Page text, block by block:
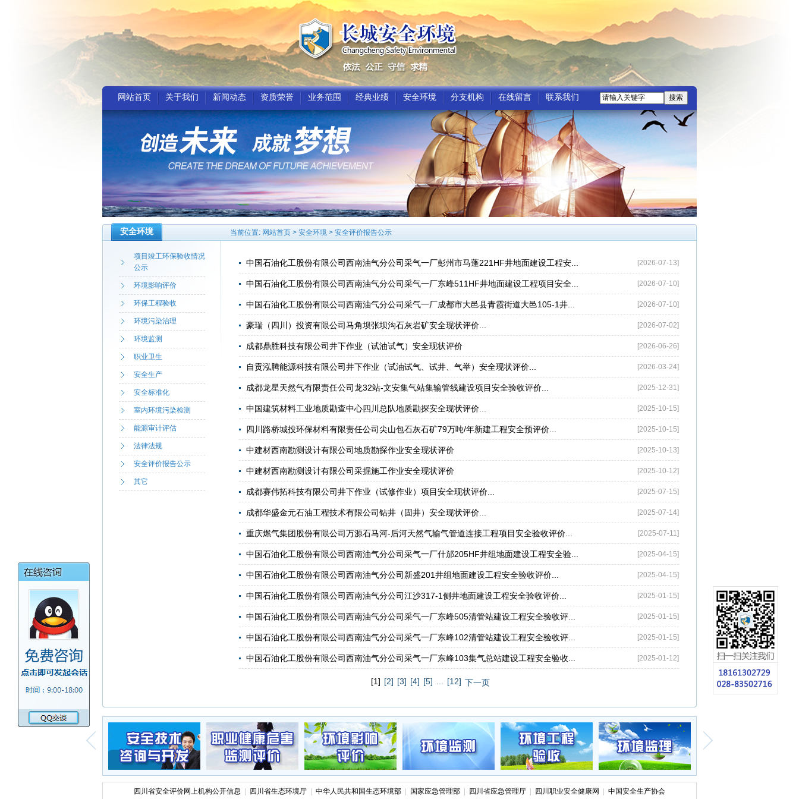
网站首页 关于我们 新闻动态 资质荣誉 业务范围 经典业绩 安全环境 分支机构 在线留言 联系我们
安全环境 当前位置: 网站首页 > 安全环境 > 安全评价报告公示
项目竣工环保验收情况
公示
环境影响评价
环保工程验收
环境污染治理
环境监测
职业卫生
安全生产
安全标准化
室内环境污染检测
能源审计评估
法律法规
安全评价报告公示
其它
中国石油化工股份有限公司西南油气分公司采气一厂彭州市马蓬221HF井地面建设工程安... [2026-07-13]
中国石油化工股份有限公司西南油气分公司采气一厂东峰511HF井地面建设工程项目安全... [2026-07-10]
中国石油化工股份有限公司西南油气分公司采气一厂成都市大邑县青霞街道大邑105-1井... [2026-07-10]
豪瑞（四川）投资有限公司马角坝张坝沟石灰岩矿安全现状评价... [2026-07-02]
成都鼎胜科技有限公司井下作业（试油试气）安全现状评价 [2026-06-26]
自贡泓腾能源科技有限公司井下作业（试油试气、试井、气举）安全现状评价... [2026-03-24]
成都龙星天然气有限责任公司龙32站-文安集气站集输管线建设项目安全验收评价... [2025-12-31]
中国建筑材料工业地质勘查中心四川总队地质勘探安全现状评价... [2025-10-15]
四川路桥城投环保材料有限责任公司尖山包石灰石矿79万吨/年新建工程安全预评价... [2025-10-15]
中建材西南勘测设计有限公司地质勘探作业安全现状评价 [2025-10-13]
中建材西南勘测设计有限公司采掘施工作业安全现状评价 [2025-10-12]
成都赛伟拓科技有限公司井下作业（试修作业）项目安全现状评价... [2025-07-15]
成都华盛金元石油工程技术有限公司钻井（固井）安全现状评价... [2025-07-14]
重庆燃气集团股份有限公司万源石马河-后河天然气输气管道连接工程项目安全验收评价... [2025-07-11]
中国石油化工股份有限公司西南油气分公司采气一厂什邡205HF井组地面建设工程安全验... [2025-04-15]
中国石油化工股份有限公司西南油气分公司新盛201井组地面建设工程安全验收评价... [2025-04-15]
中国石油化工股份有限公司西南油气分公司江沙317-1侧井地面建设工程安全验收评价... [2025-01-15]
中国石油化工股份有限公司西南油气分公司采气一厂东峰505清管站建设工程安全验收评... [2025-01-15]
中国石油化工股份有限公司西南油气分公司采气一厂东峰102清管站建设工程安全验收评... [2025-01-15]
中国石油化工股份有限公司西南油气分公司采气一厂东峰103集气总站建设工程安全验收... [2025-01-12]
[1] [2] [3] [4] [5] [12] 下一页
四川省安全评价网上机构公开信息 四川省生态环境厅 中华人民共和国生态环境部 国家应急管理部 四川省应急管理厅 四川职业安全健康网 中国安全生产协会